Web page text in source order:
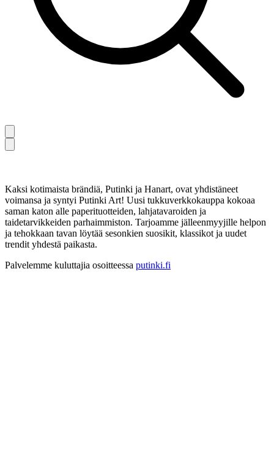
Kaksi kotimaista brändiä, Putinki ja Hanart, ovat yhdistäneet
voimansa ja syntyi Putinki Art! Uusi tukkuverkkokauppa kokoaa
saman katon alle paperituotteiden, lahjatavaroiden ja
taidetarvikkeiden parhaimmiston. Tarjoamme jälleenmyyjille helpon
ja tehokkaan tavan löytää sesonkien suosikit, klassikot ja uudet
trendit yhdestä paikasta.
Palvelemme kuluttajia osoitteessa putinki.fi